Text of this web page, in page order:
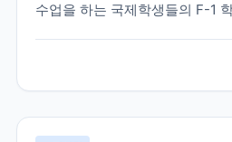
수업을 하는 국제학생들의 F-1
지라 등에 따르면 미국이 가을학
인으로만 진행하는 대학에 등록